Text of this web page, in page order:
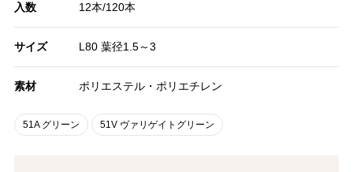
入数 12本/120本
サイズ L80 葉径1.5～3
素材 ポリエステル・ポリエチレン
51A グリーン 51V ヴァリゲイトグリーン